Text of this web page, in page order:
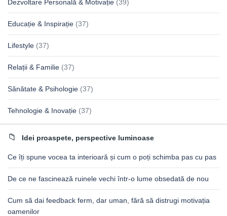
Dezvoltare Personală & Motivație (39)
Educație & Inspirație (37)
Lifestyle (37)
Relații & Familie (37)
Sănătate & Psihologie (37)
Tehnologie & Inovație (37)
Idei proaspete, perspective luminoase
Ce îți spune vocea ta interioară și cum o poți schimba pas cu pas
De ce ne fascinează ruinele vechi într-o lume obsedată de nou
Cum să dai feedback ferm, dar uman, fără să distrugi motivația
oamenilor